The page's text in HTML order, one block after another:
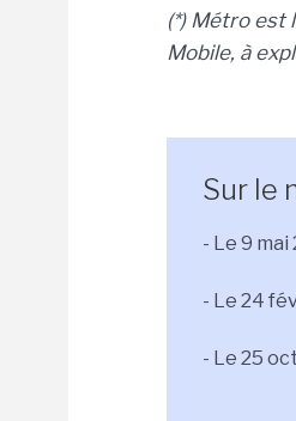
(*) Métro est
Mobile, à
Sur le
- Le 9 mai
- Le 24
- Le 25